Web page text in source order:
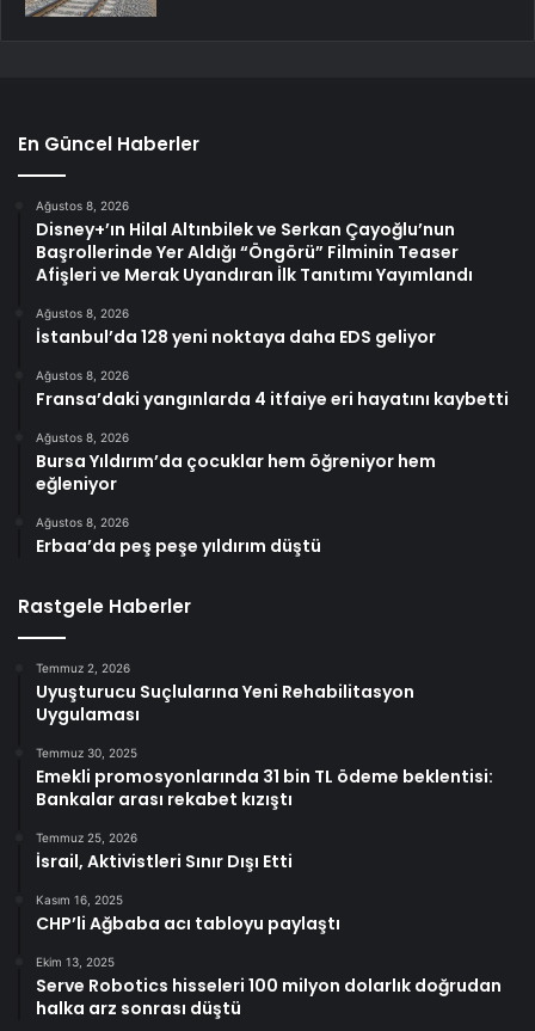
En Güncel Haberler
Ağustos 8, 2026
Disney+’ın Hilal Altınbilek ve Serkan Çayoğlu’nun
Başrollerinde Yer Aldığı “Öngörü” Filminin Teaser
Afişleri ve Merak Uyandıran İlk Tanıtımı Yayımlandı
Ağustos 8, 2026
İstanbul’da 128 yeni noktaya daha EDS geliyor
Ağustos 8, 2026
Fransa’daki yangınlarda 4 itfaiye eri hayatını kaybetti
Ağustos 8, 2026
Bursa Yıldırım’da çocuklar hem öğreniyor hem
eğleniyor
Ağustos 8, 2026
Erbaa’da peş peşe yıldırım düştü
Rastgele Haberler
Temmuz 2, 2026
Uyuşturucu Suçlularına Yeni Rehabilitasyon
Uygulaması
Temmuz 30, 2025
Emekli promosyonlarında 31 bin TL ödeme beklentisi:
Bankalar arası rekabet kızıştı
Temmuz 25, 2026
İsrail, Aktivistleri Sınır Dışı Etti
Kasım 16, 2025
CHP’li Ağbaba acı tabloyu paylaştı
Ekim 13, 2025
Serve Robotics hisseleri 100 milyon dolarlık doğrudan
halka arz sonrası düştü